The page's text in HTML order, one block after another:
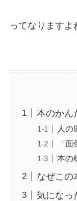
ってなりますよ
本のかん
人の
「
本の
なぜこの
気になっ